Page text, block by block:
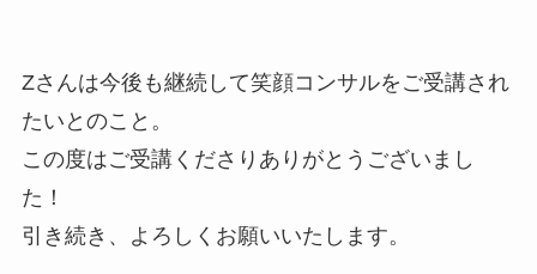
Zさんは今後も継続して笑顔コンサルをご受講され
たいとのこと。
この度はご受講くださりありがとうございまし
た！
引き続き、よろしくお願いいたします。